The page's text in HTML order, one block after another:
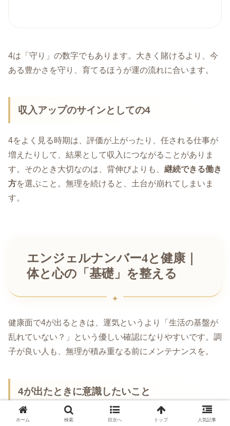
4は「守り」の数字でもあります。大きく賭けるより、今
ある豊かさを守り、育てるほうが運の流れに合います。
収入アップのサインとしての4
4をよく見る時期は、評価が上がったり、任される仕事が
増えたりして、結果として収入につながることがありま
す。そのとき大切なのは、背伸びよりも、 継続できる働き
方を選ぶこと。無理を続けると、土台が崩れてしまいま
す。
エンジェルナンバー4と健康｜
体と心の「基礎」を整える
健康面で4が出るときは、運気というより「生活の基盤が
乱れていない？」という優しい確認になりやすいです。調
子が良い人も、無理が積み重なる前にメンテナンスを。
4が出たときに意識したいこと
ホーム 検索 目次へ トップ 人気記事